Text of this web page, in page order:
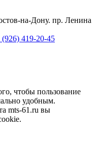
на-Дону. пр. Ленина
(926) 419-20-45
чтобы пользование
удобным.
mts-61.ru вы